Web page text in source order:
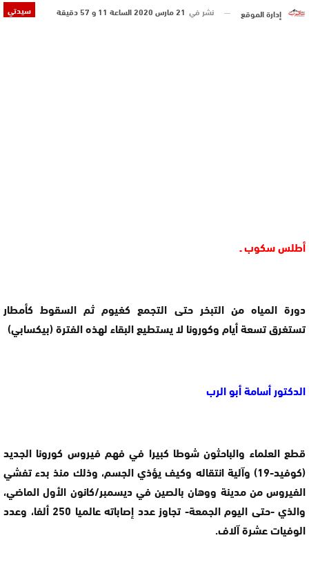
سيدتي إدارة الموقع نشر في 21 مارس 2020 الساعة 11 و 57 دقيقة
أطلس سكوب ـ
دورة المياه من التبخر حتى التجمع كغيوم ثم السقوط كأمطار
تستغرق تسعة أيام وكورونا لا يستطيع البقاء لهذه الفترة (بيكسابي)
الدكتور أسامة أبو الرب
قطع العلماء والباحثون شوطا كبيرا في فهم فيروس كورونا الجديد
(كوفيد-19) وآلية انتقاله وكيف يؤذي الجسم، وذلك منذ بدء تفشي
الفيروس من مدينة ووهان بالصين في ديسمبر/كانون الأول الماضي،
والذي -حتى اليوم الجمعة- تجاوز عدد إصاباته عالميا 250 ألفا، وعدد
الوفيات عشرة آلاف.